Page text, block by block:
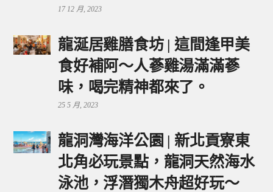
17 12 月, 2023
龍涎居雞膳食坊 | 這間逢甲美
食好補阿～人蔘雞湯滿滿蔘
味，喝完精神都來了。
25 5 月, 2023
龍洞灣海洋公園 | 新北貢寮東
北角必玩景點，龍洞天然海水
泳池，浮潛獨木舟超好玩～